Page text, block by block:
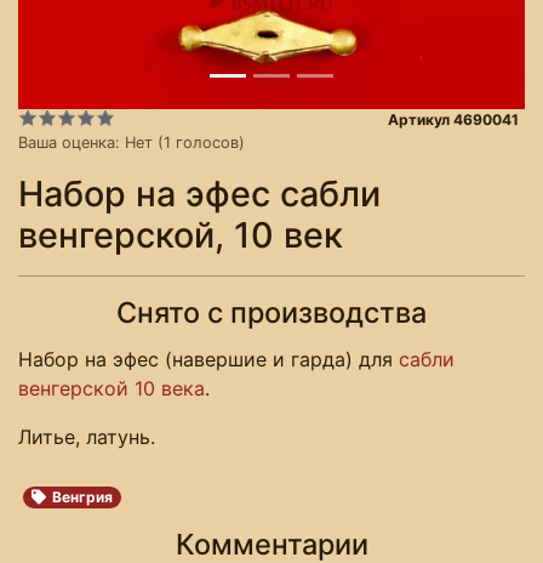
Ваша оценка: Нет (1 голосов)
Артикул 4690041
Набор на эфес сабли
венгерской, 10 век
Снято с производства
Набор на эфес (навершие и гарда) для сабли
венгерской 10 века.
Литье, латунь.
Венгрия
Комментарии